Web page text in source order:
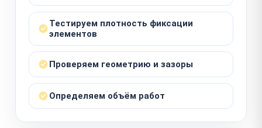
Тестируем плотность фиксации
элементов
Проверяем геометрию и зазоры
Определяем объём работ